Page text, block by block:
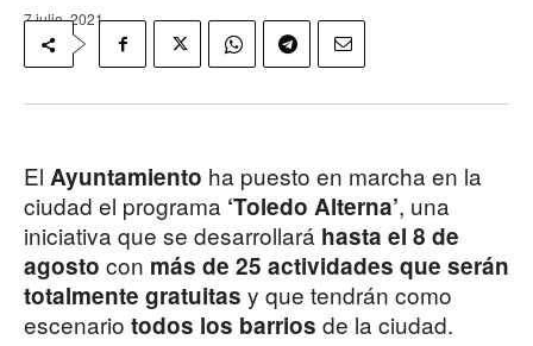
7 julio, 2021
El Ayuntamiento ha puesto en marcha en la
ciudad el programa ‘Toledo Alterna’, una
iniciativa que se desarrollará hasta el 8 de
agosto con más de 25 actividades que serán
totalmente gratuitas y que tendrán como
escenario todos los barrios de la ciudad.